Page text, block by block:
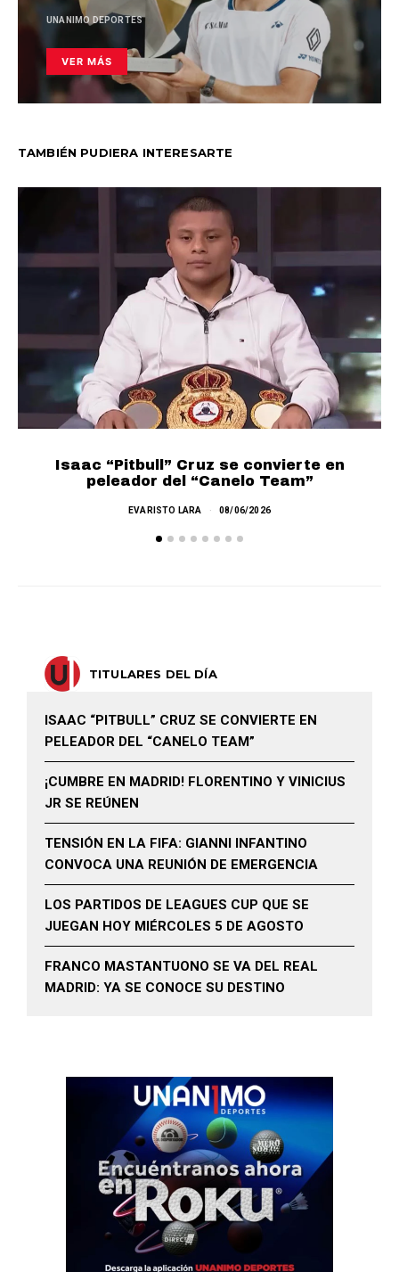
UNANIMO DEPORTES
VER MÁS
TAMBIÉN PUDIERA INTERESARTE
Isaac “Pitbull” Cruz se convierte en
peleador del “Canelo Team”
EVARISTO LARA 08/06/2026
TITULARES DEL DÍA
ISAAC “PITBULL” CRUZ SE CONVIERTE EN
PELEADOR DEL “CANELO TEAM”
¡CUMBRE EN MADRID! FLORENTINO Y VINICIUS
JR SE REÚNEN
TENSIÓN EN LA FIFA: GIANNI INFANTINO
CONVOCA UNA REUNIÓN DE EMERGENCIA
LOS PARTIDOS DE LEAGUES CUP QUE SE
JUEGAN HOY MIÉRCOLES 5 DE AGOSTO
FRANCO MASTANTUONO SE VA DEL REAL
MADRID: YA SE CONOCE SU DESTINO